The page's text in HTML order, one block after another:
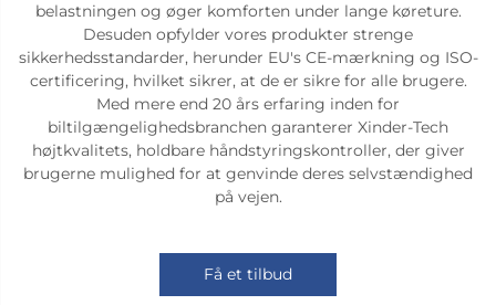
belastningen og øger komforten under lange køreture.
Desuden opfylder vores produkter strenge
sikkerhedsstandarder, herunder EU's CE-mærkning og ISO-
certificering, hvilket sikrer, at de er sikre for alle brugere.
Med mere end 20 års erfaring inden for
biltilgængelighedsbranchen garanterer Xinder-Tech
højtkvalitets, holdbare håndstyringskontroller, der giver
brugerne mulighed for at genvinde deres selvstændighed
på vejen.
Få et tilbud